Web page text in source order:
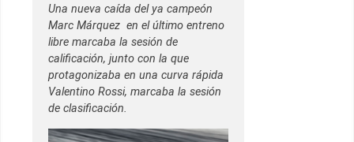
Una nueva caída del ya campeón
Marc Márquez en el último entreno
libre marcaba la sesión de
calificación, junto con la que
protagonizaba en una curva rápida
Valentino Rossi, marcaba la sesión
de clasificación.